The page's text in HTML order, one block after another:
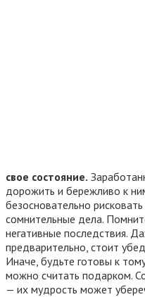
свое состояние.
дорожить и бережливо к
безосновательно
сомнительные дела.
негативные последствия.
предварительно, стоит
Иначе, будьте готовы к
можно считать подарком.
— их мудрость может